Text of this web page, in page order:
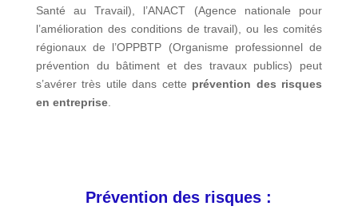
Santé au Travail), l’ANACT (Agence nationale pour
l’amélioration des conditions de travail), ou les comités
régionaux de l’OPPBTP (Organisme professionnel de
prévention du bâtiment et des travaux publics) peut
s’avérer très utile dans cette prévention des risques
en entreprise.
Prévention des risques :